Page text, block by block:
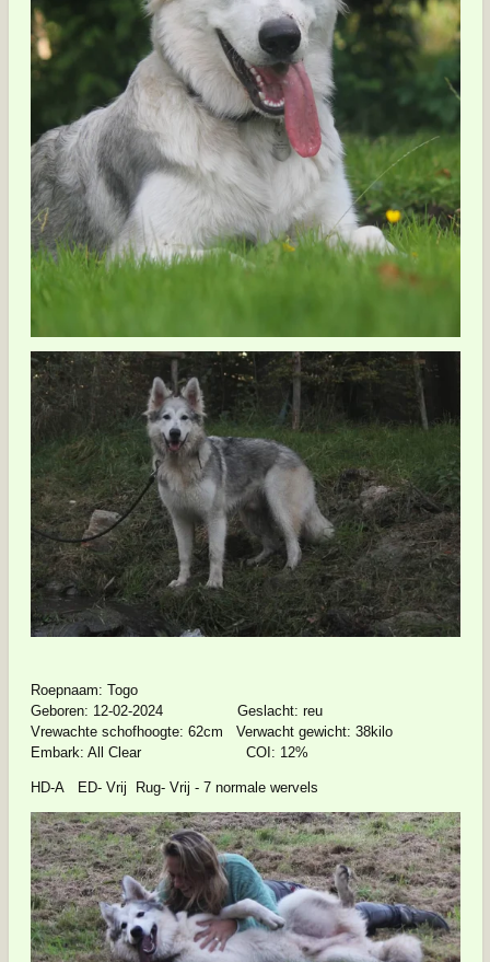
Roepnaam: Togo
Geboren: 12-02-2024 Geslacht: reu
Vrewachte schofhoogte: 62cm Verwacht gewicht: 38kilo
Embark: All Clear COI: 12%
HD-A ED- Vrij Rug- Vrij - 7 normale wervels